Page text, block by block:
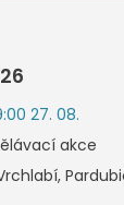
27. 08.
akce